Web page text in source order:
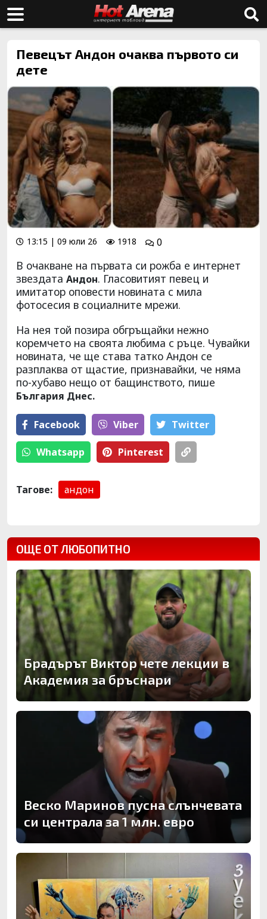
Певецът Андон очаква първото си
дете
13:15 | 09 юли 26 1918 0
В очакване на първата си рожба е интернет
звездата Андон. Гласовитият певец и
имитатор оповести новината с мила
фотосесия в социалните мрежи.
На нея той позира обгръщайки нежно
коремчето на своята любима с ръце. Чувайки
новината, че ще става татко Андон се
разплаква от щастие, признавайки, че няма
по-хубаво нещо от бащинството, пише
България Днес.
Facebook Viber Тwitter
Whatsapp Pinterest
Тагове: андон
ОЩЕ ОТ ЛЮБОПИТНО
Брадърът Виктор чете лекции в
Академия за бръснари
Веско Маринов пусна слънчевата
си централа за 1 млн. евро